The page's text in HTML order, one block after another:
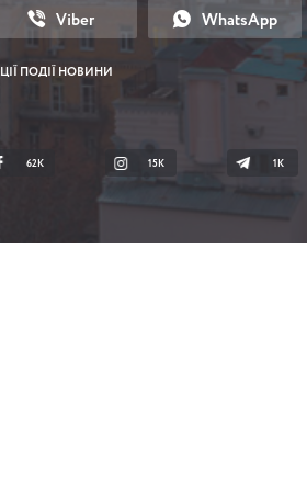
Viber WhatsApp
ПОДІЇ НОВИНИ
62K 15K 1К